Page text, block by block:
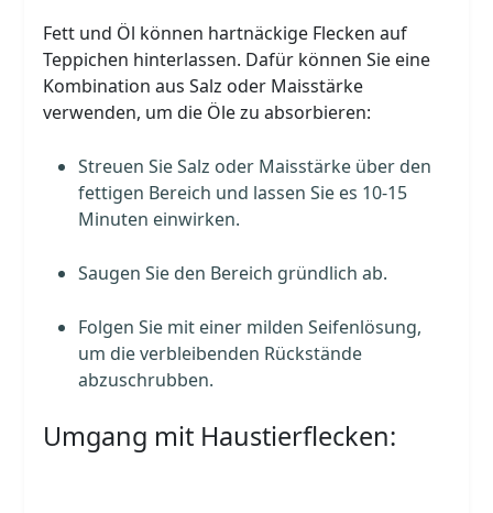
Fett und Öl können hartnäckige Flecken auf
Teppichen hinterlassen. Dafür können Sie eine
Kombination aus Salz oder Maisstärke
verwenden, um die Öle zu absorbieren:
Streuen Sie Salz oder Maisstärke über den
fettigen Bereich und lassen Sie es 10-15
Minuten einwirken.
Saugen Sie den Bereich gründlich ab.
Folgen Sie mit einer milden Seifenlösung,
um die verbleibenden Rückstände
abzuschrubben.
Umgang mit Haustierflecken: